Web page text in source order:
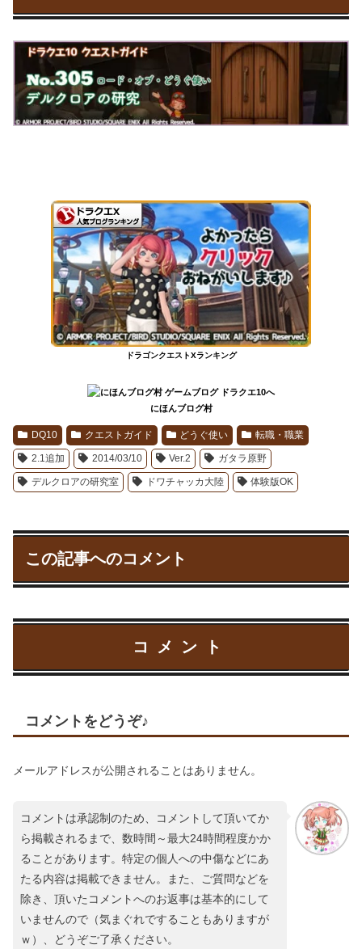
ドラゴンクエストXランキング
にほんブログ村
DQ10 クエストガイド どうぐ使い 転職・職業
2.1追加 2014/03/10 Ver.2 ガタラ原野
デルクロアの研究室 ドワチャッカ大陸 体験版OK
この記事へのコメント
コメント
コメントをどうぞ♪
メールアドレスが公開されることはありません。
コメントは承認制のため、コメントして頂いてか
ら掲載されるまで、数時間～最大24時間程度かか
ることがあります。特定の個人への中傷などにあ
たる内容は掲載できません。また、ご質問などを
除き、頂いたコメントへのお返事は基本的にして
いませんので（気まぐれですることもありますが
ｗ）、どうぞご了承ください。